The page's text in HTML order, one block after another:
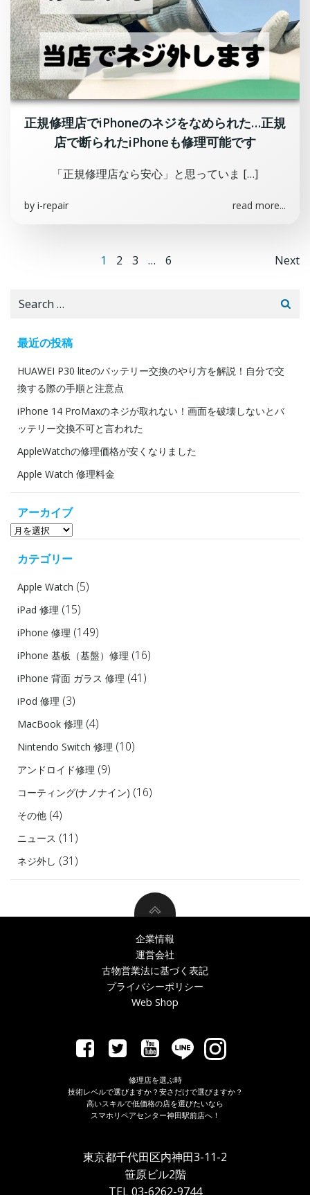
正規修理店でiPhoneのネジをなめられた…正規
店で断られたiPhoneも修理可能です
「正規修理店なら安心」と思っていま […]
by i-repair read more...
navigation
Page
1 Page
2 Page
3 … Page
6 Next
Search
最近の投稿
HUAWEI P30 liteのバッテリー交換のやり方を解説！自分で交
換する際の手順と注意点
iPhone 14 ProMaxのネジが取れない！画面を破壊しないとバ
ッテリー交換不可と言われた
AppleWatchの修理価格が安くなりました
Apple Watch 修理料金
アーカイブ
ア
カ
イ
カテゴリー
Apple Watch (5)
iPad 修理 (15)
iPhone 修理 (149)
iPhone 基板（基盤）修理 (16)
iPhone 背面 ガラス 修理 (41)
iPod 修理 (3)
MacBook 修理 (4)
Nintendo Switch 修理 (10)
アンドロイド修理 (9)
コーティング(ナノナイン) (16)
その他 (4)
ニュース (11)
ネジ外し (31)
企業情報
運営会社
古物営業法に基づく表記
プライバシーポリシー
Web Shop
修理店を選ぶ時
技術レベルで選びますか？安さだけで選びますか？
高いスキルで低価格の店を選びたいなら
スマホリペアセンター神田駅前店へ！
東京都千代田区内神田3-11-2
笹原ビル2階
TEL 03-6262-9744